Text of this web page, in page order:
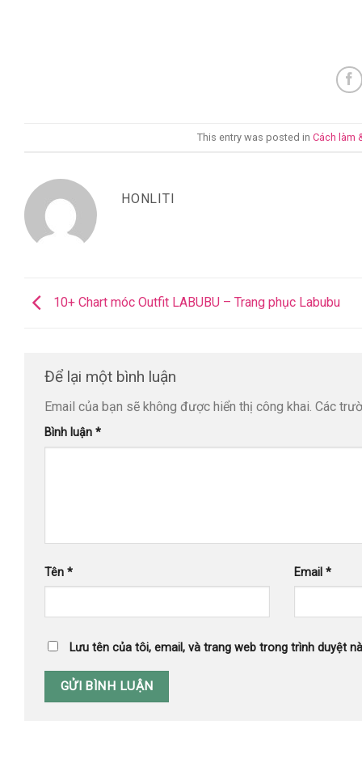
This entry was posted in Cách làm
HONLITI
10+ Chart móc Outfit LABUBU – Trang phục Labubu
Để lại một bình luận
Email của bạn sẽ không được hiển thị công khai. Các
Bình luận *
Tên * Email*
Lưu tên của tôi, email, và trang web trong trình duyệt